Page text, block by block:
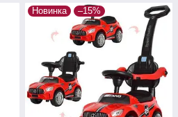
Новинка –15%